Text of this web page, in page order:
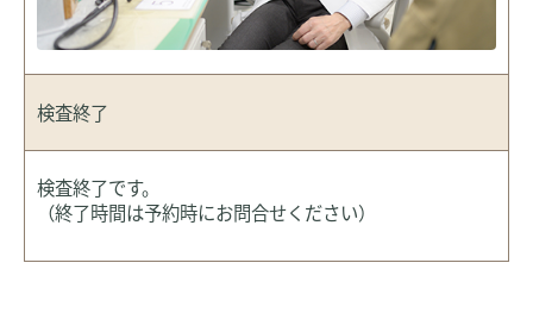
検査終了
検査終了です。
（終了時間は予約時にお問合せください）